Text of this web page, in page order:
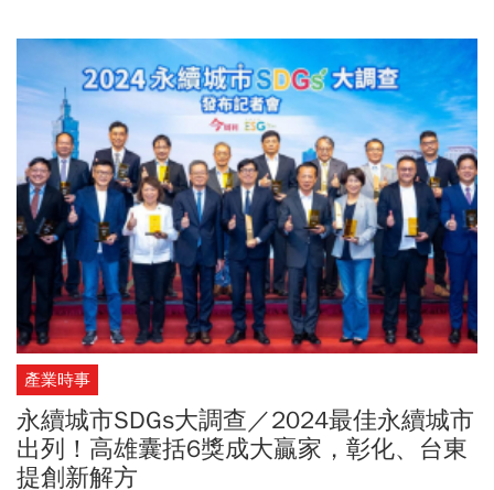
測等落實海洋環境保護。
產業時事
永續城市SDGs大調查／2024最佳永續城市
出列！高雄囊括6獎成大贏家，彰化、台東
提創新解方